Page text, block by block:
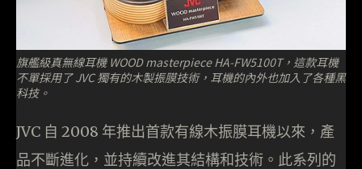
旗艦級真無線耳機 WOOD masterpiece HA-FW5100T，這款耳機
不單採用了 JVC 獨有的木製振膜技術，耳機的內外也加入了各種黑
科技。
JVC 自 2008 年推出首款有線木振膜耳機以來，產
品不斷進化，並持續改進其結構和技術。此系列的